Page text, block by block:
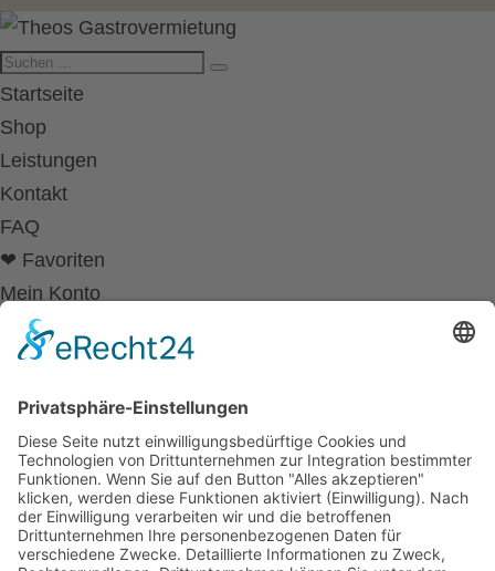
Startseite
Shop
Leistungen
Kontakt
FAQ
❤ Favoriten
Mein Konto
Betriebsferien
Wir befinden uns vom
19.12.2025 bis einschließlich 07.01.2026